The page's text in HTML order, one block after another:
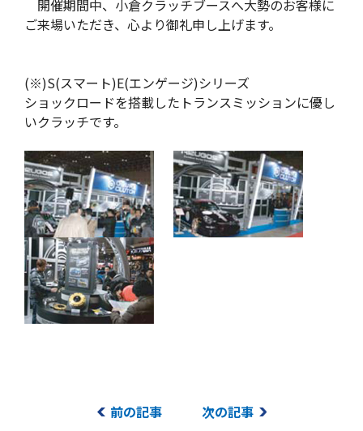
開催期間中、小倉クラッチブースへ大勢のお客様に
ご来場いただき、心より御礼申し上げます。
(※)S(スマート)E(エンゲージ)シリーズ
ショックロードを搭載したトランスミッションに優し
いクラッチです。
前の記事 次の記事